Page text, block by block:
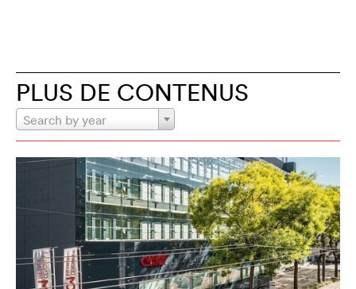
PLUS DE CONTENUS
Search by year